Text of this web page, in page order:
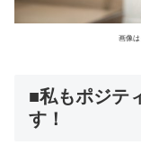
画像
■私もポジテ
す！